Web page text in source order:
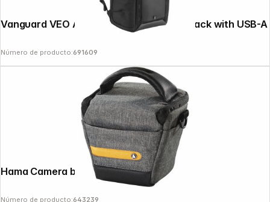
Vanguard VEO Adaptor R48 black Backpack with USB-A
Número de producto:691609
Hama Camera bag Terra 100 Colt, Grey
Número de producto:643239